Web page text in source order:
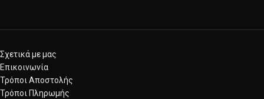
Σχετικά με μας
Επικοινωνία
Τρόποι Αποστολής
Τρόποι Πληρωμής